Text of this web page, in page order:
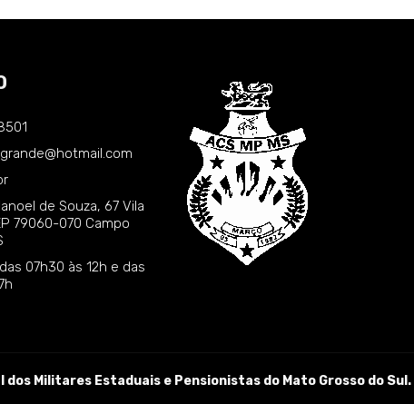
de Souza, 67 Vila
79060-070 Campo
07h30 às 12h e das
Militares Estaduais e Pensionistas do Mato Grosso do Sul.